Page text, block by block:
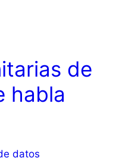
de
habla